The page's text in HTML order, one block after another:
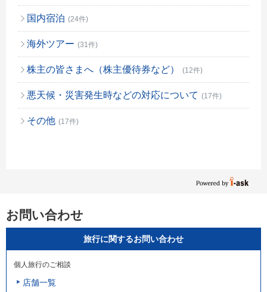
国内宿泊 (24件)
海外ツアー (31件)
株主の皆さまへ（株主優待券など） (12件)
悪天候・災害発生時などの対応について (17件)
その他 (17件)
お問い合わせ
旅行に関するお問い合わせ
個人旅行のご相談
店舗一覧